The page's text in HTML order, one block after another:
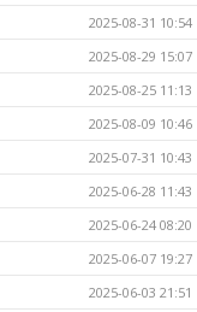
2025-08-31 10:54
2025-08-29 15:07
2025-08-25 11:13
2025-08-09 10:46
2025-07-31 10:43
2025-06-28 11:43
2025-06-24 08:20
2025-06-07 19:27
2025-06-03 21:51